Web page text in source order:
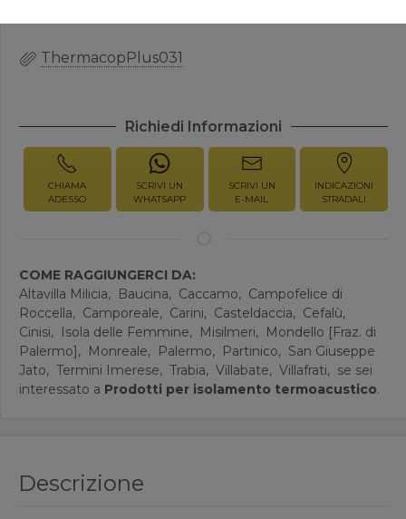
ThermacopPlus031
Richiedi Informazioni
CHIAMA
ADESSO
SCRIVI UN
WHATSAPP
SCRIVI UN
E-MAIL
INDICAZIONI
STRADALI
COME RAGGIUNGERCI DA:
Altavilla Milicia, Baucina, Caccamo, Campofelice di
Roccella, Camporeale, Carini, Casteldaccia, Cefalù,
Cinisi, Isola delle Femmine, Misilmeri, Mondello [Fraz. di
Palermo], Monreale, Palermo, Partinico, San Giuseppe
Jato, Termini Imerese, Trabia, Villabate, Villafrati, se sei
interessato a Prodotti per isolamento termoacustico.
Descrizione